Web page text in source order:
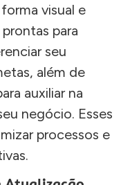
visual e
para
seu
além de
auxiliar na
negócio. Esses
processos e